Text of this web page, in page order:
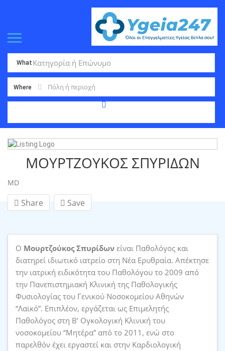
What
Where
ΜΟΥΡΤΖΟΥΚΟΣ ΣΠΥΡΙΔΩΝ
MD
Share Save
Ο Μουρτζούκος Σπυρίδων είναι Παθολόγος και
διατηρεί ιδιωτικό ιατρείο στη Νέα Ερυθραία. Απέκτησε
την ιατρική ειδικότητα του Παθολόγου το 2009 από
την Πανεπιστημιακή Κλινική της Παθολογικής
Φυσιολογίας του Γενικού Νοσοκομείου Αθηνών
“Λαϊκό”. Επιπλέον, εργάζεται ως Επιμελητής
Παθολόγος στη Β’ Ογκολογική Κλινική του
νοσοκομείου “Μητέρα” από το 2011, ενώ στο
παρελθόν έχει εργαστεί και στην Καρδιολογική